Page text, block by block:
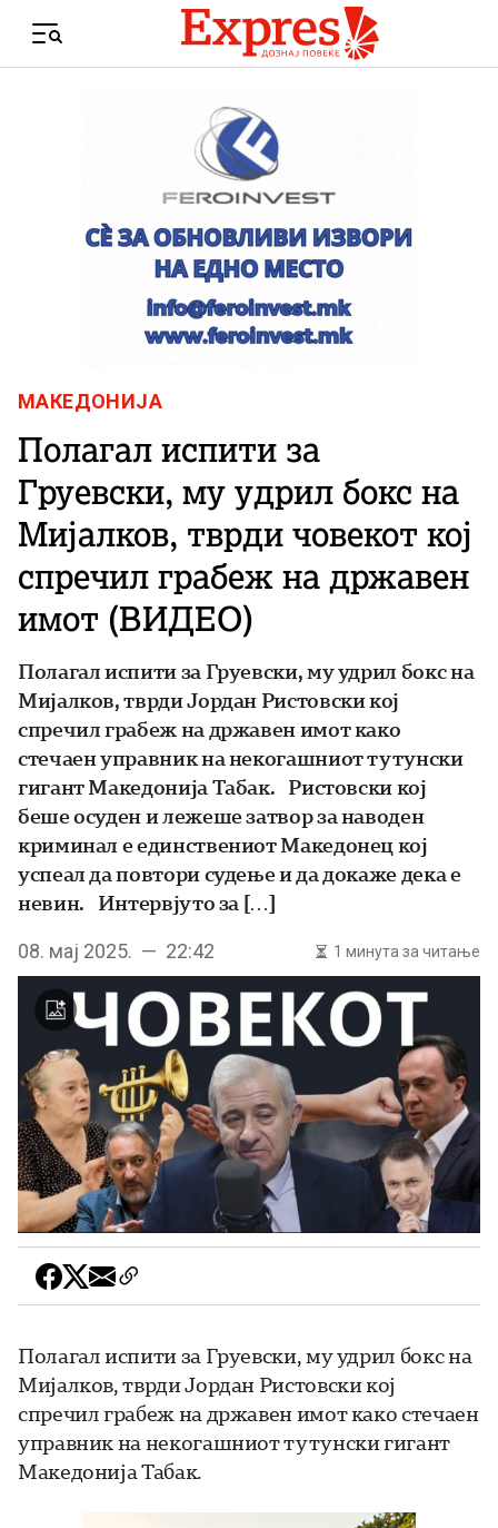
Menu
МАКЕДОНИЈА
Полагал испити за
Груевски, му удрил бокс на
Мијалков, тврди човекот кој
спречил грабеж на државен
имот (ВИДЕО)
Полагал испити за Груевски, му удрил бокс на
Мијалков, тврди Јордан Ристовски кој
спречил грабеж на државен имот како
стечаен управник на некогашниот тутунски
гигант Македонија Табак. Ристовски кој
беше осуден и лежеше затвор за наводен
криминал е единствениот Македонец кој
успеал да повтори судење и да докаже дека е
невин. Интервјуто за […]
08. мај 2025. — 22:42 1 минута за читање
Полагал испити за Груевски, му удрил бокс на
Мијалков, тврди Јордан Ристовски кој
спречил грабеж на државен имот како стечаен
управник на некогашниот тутунски гигант
Македонија Табак.